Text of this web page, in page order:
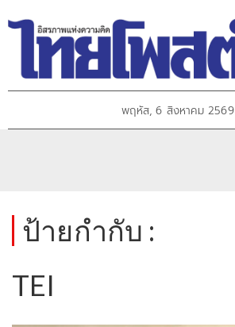
พฤหัส, 6 สิงหาคม 2569
ป้ายกำกับ :
TEI